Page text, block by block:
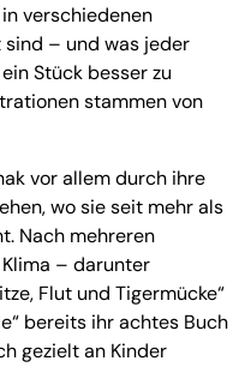
verschiedenen
sind – und was jeder
Stück besser zu
stammen von
vor allem durch ihre
wo sie seit mehr als
Nach mehreren
– darunter
Flut und Tigermücke“
bereits ihr achtes Buch
gezielt an Kinder